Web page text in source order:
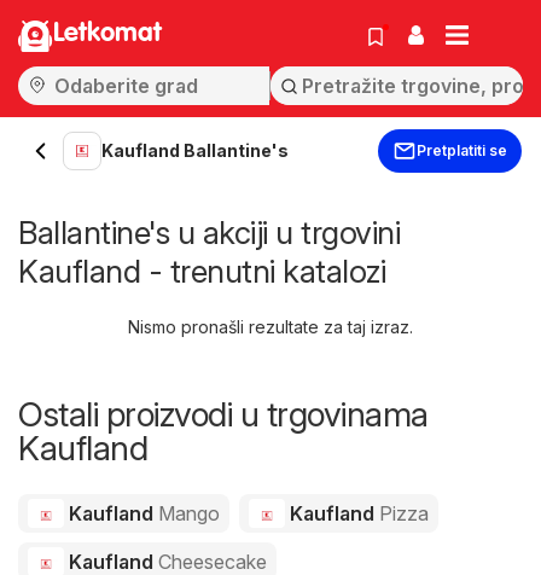
Letkomat
Kaufland Ballantine's Pretplatiti se
Ballantine's u akciji u trgovini
Kaufland - trenutni katalozi
Nismo pronašli rezultate za taj izraz.
Ostali proizvodi u trgovinama
Kaufland
Kaufland Mango Kaufland Pizza
Kaufland Cheesecake